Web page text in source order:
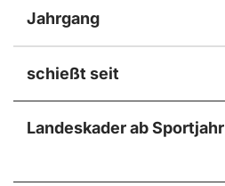
Jahrgang
schießt seit
Landeskader ab Sportjahr